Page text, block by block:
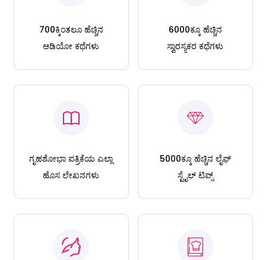
700ಕ್ಕಿಂತಲೂ ಹೆಚ್ಚಿನ
ಆಡಿಯೋ ಕಥೆಗಳು
6000ಕ್ಕೂ ಹೆಚ್ಚಿನ
ಸ್ವಾರಸ್ಯಕರ ಕಥೆಗಳು
ಗೃಹಶೋಭಾ ಪತ್ರಿಕೆಯ ಎಲ್ಲಾ
ಹೊಸ ಲೇಖನಗಳು
5000ಕ್ಕೂ ಹೆಚ್ಚಿನ ಲೈಫ್
ಸ್ಟೈಲ್ ಟಿಪ್ಸ್